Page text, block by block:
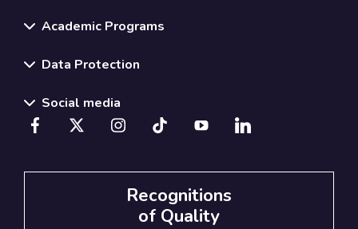
Academic Programs
Data Protection
Social media
Recognitions
of Quality